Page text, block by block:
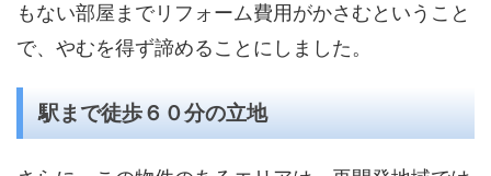
もない部屋までリフォーム費用がかさむということ
で、やむを得ず諦めることにしました。
駅まで徒歩６０分の立地